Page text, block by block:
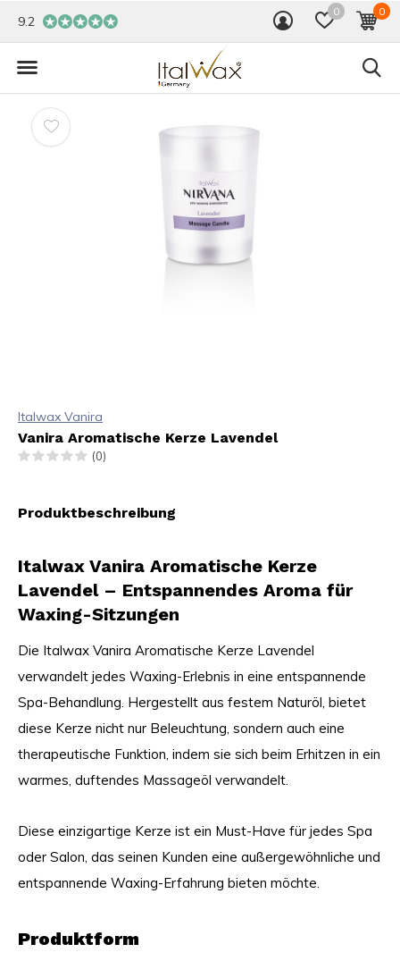
0 0
9.2
Italwax Vanira
Vanira Aromatische Kerze Lavendel
(0)
Produktbeschreibung
Italwax Vanira Aromatische Kerze
Lavendel – Entspannendes Aroma für
Waxing-Sitzungen
Die Italwax Vanira Aromatische Kerze Lavendel
verwandelt jedes Waxing-Erlebnis in eine entspannende
Spa-Behandlung. Hergestellt aus festem Naturöl, bietet
diese Kerze nicht nur Beleuchtung, sondern auch eine
therapeutische Funktion, indem sie sich beim Erhitzen in ein
warmes, duftendes Massageöl verwandelt.
Diese einzigartige Kerze ist ein Must-Have für jedes Spa
oder Salon, das seinen Kunden eine außergewöhnliche und
entspannende Waxing-Erfahrung bieten möchte.
Produktform